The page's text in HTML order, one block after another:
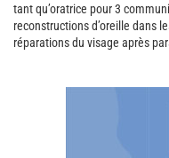
tant qu’oratrice pour 3
reconstructions d’oreille dans
réparations du visage après